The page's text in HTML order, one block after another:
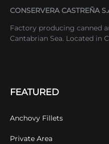
CONSERVERA CASTREÑA
Factory producing canned
Cantabrian Sea. Located in
FEATURED
Anchovy Fillets
Private Area